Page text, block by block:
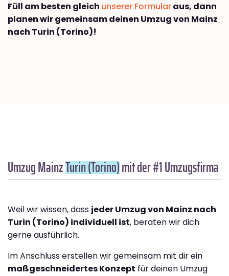
Füll am besten gleich unserer Formularaus, dann
planen wir gemeinsam deinen Umzug von Mainz
nach Turin (Torino)!
Umzug MainzTurin (Torino)mit der #1 Umzugsfirma
Weil wir wissen, dass jeder Umzug von Mainz nach
Turin (Torino) individuell ist, beraten wir dich
gerne ausführlich.
Im Anschluss erstellen wir gemeinsam mit dir ein
maßgeschneidertes Konzept für deinen Umzug